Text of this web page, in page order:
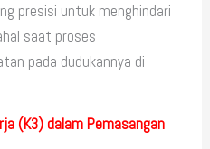
presisi untuk menghindari
saat proses
pada dudukannya di
(K3) dalam Pemasangan